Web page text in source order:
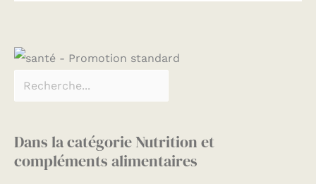
Dans la catégorie Nutrition et
compléments alimentaires